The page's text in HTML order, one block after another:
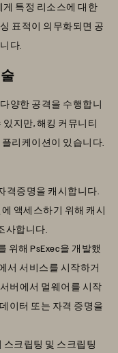
게 특정 리소스에 대한
표적이 의무화되면 공
다.
양한 공격을 수행합니
지만, 해킹 커뮤니티
리케이션이 있습니다.
격증명을 캐시합니다.
액세스하기 위해 캐시
사합니다.
위해 PsExec을 개발했
서 서비스를 시작하거
버에서 멀웨어를 시작
이터 또는 자격 증명을
스크립팅 및 스크립팅